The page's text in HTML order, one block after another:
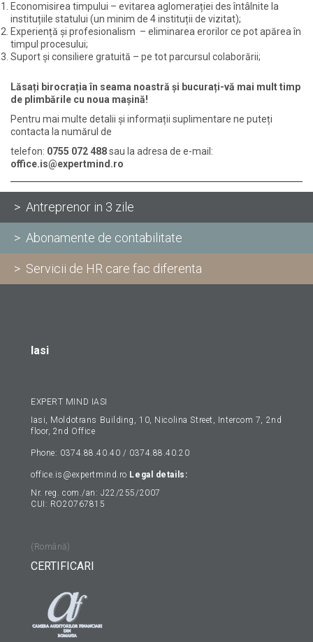
Economisirea timpului – evitarea aglomerației des întâlnite la
instituțiile statului (un minim de 4 instituții de vizitat);
Experiență și profesionalism – eliminarea erorilor ce pot apărea în
timpul procesului;
Suport și consiliere gratuită – pe tot parcursul colaborării;
Lăsați birocrația în seama noastră și bucurați-vă mai mult timp
de plimbările cu noua mașină!
Pentru mai multe detalii și informații suplimentare ne puteți
contacta la numărul de
telefon: 0755 072 488sau la adresa de e-mail:
office.is@expertmind.ro
> Antreprenor in 3 zile
> Abonamente de contabilitate
> Servicii de HR care fac diferenta
Iasi
EXPERT MIND IASI
Iasi, Moldotrans Building, 10, Nicolina Street, Intercom 7, 2nd
floor, 2nd Office
Phone: 0374.88.40.40 / 0374.88.40.20
office.is@expertmind.ro Legal details:
Nr. reg. com./an: J22/255/2007
CUI: RO20767815
(Română)
CERTIFICARI